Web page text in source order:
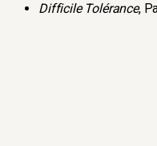
Difficile Tolérance,